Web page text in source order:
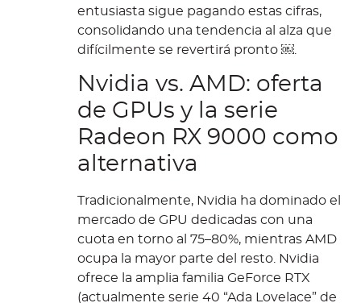
entusiasta sigue pagando estas cifras,
consolidando una tendencia al alza que
difícilmente se revertirá pronto ￼.
Nvidia vs. AMD: oferta
de GPUs y la serie
Radeon RX 9000 como
alternativa
Tradicionalmente, Nvidia ha dominado el
mercado de GPU dedicadas con una
cuota en torno al 75–80%, mientras AMD
ocupa la mayor parte del resto. Nvidia
ofrece la amplia familia GeForce RTX
(actualmente serie 40 “Ada Lovelace” de